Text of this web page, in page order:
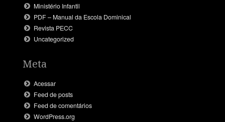
Ministério Infantil
PDF – Manual da Escola Dominical
Revista PECC
Uncategorized
Meta
Acessar
Feed de posts
Feed de comentários
WordPress.org